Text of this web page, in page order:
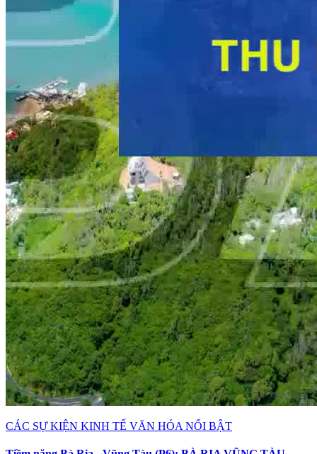
CÁC SỰ KIỆN KINH TẾ VĂN HÓA NỔI BẬT